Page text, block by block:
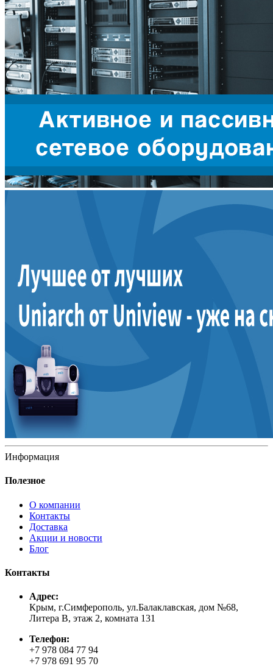
Информация
Полезное
О компании
Контакты
Доставка
Акции и новости
Блог
Контакты
Адрес:
Крым, г.Симферополь, ул.Балаклавская, дом №68,
Литера В, этаж 2, комната 131
Телефон:
+7 978 084 77 94
+7 978 691 95 70